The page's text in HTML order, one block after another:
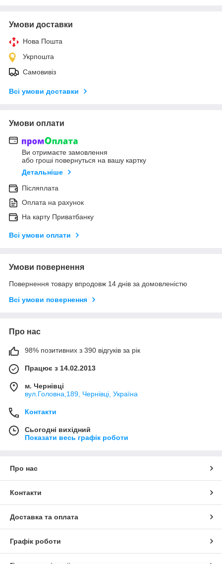
Умови доставки
Нова Пошта
Укрпошта
Самовивіз
Всі умови доставки
Умови оплати
Ви отримаєте замовлення
або гроші повернуться на вашу картку
Детальніше
Післяплата
Оплата на рахунок
На карту Приватбанку
Всі умови оплати
Умови повернення
Повернення товару впродовж 14 днів за домовленістю
Всі умови повернення
Про нас
98% позитивних з 390 відгуків за рік
Працює з 14.02.2013
м. Чернівці
вул.Головна,189, Чернівці, Україна
Контакти
Сьогодні вихідний
Показати весь графік роботи
Про нас
Контакти
Доставка та оплата
Графік роботи